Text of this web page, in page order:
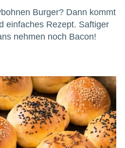
Burger? Dann kommt
einfaches Rezept. Saftiger
nehmen noch Bacon!